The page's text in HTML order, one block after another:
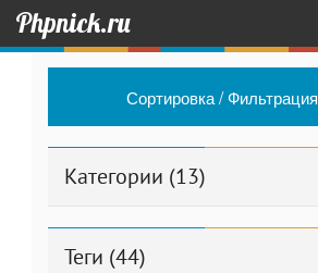
Phpnick.ru
Главная
Сортировка / Фильтрация
Категории (13)
Теги (44)